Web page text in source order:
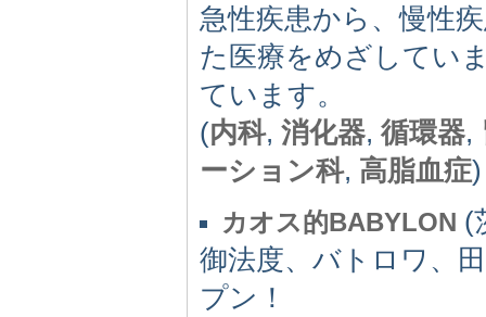
急性疾患から、慢性
た医療をめざしてい
ています。
(内科, 消化器, 循環器,
ーション科, 高脂血症)
カオス的BABYLON (
御法度、バトロワ、
プン！